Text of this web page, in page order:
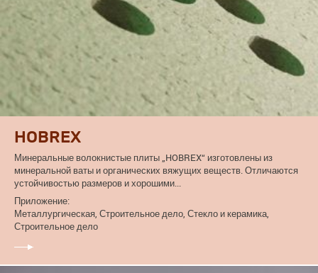
HOBREX
Минеральные волокнистые плиты „HOBREX“ изготовлены из
минеральной ваты и органических вяжущих веществ. Отличаются
устойчивостью размеров и хорошими...
Приложение:
Металлургическая, Строительное дело, Стекло и керамика,
Строительное дело